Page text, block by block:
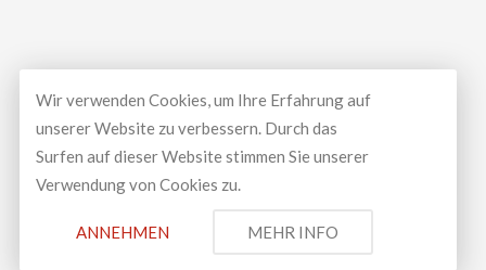
Wir verwenden Cookies, um Ihre Erfahrung auf
unserer Website zu verbessern. Durch das
Surfen auf dieser Website stimmen Sie unserer
Verwendung von Cookies zu.
ANNEHMEN MEHR INFO